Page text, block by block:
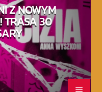
Z NOWYM
TRASA 30